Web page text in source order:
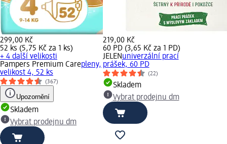
299,00 Kč
52 ks (5,75 Kč za 1 ks)
+ 4 další velikosti
Pampers Premium Carepleny,
velikost 4, 52 ks
(367)
Upozornění
Skladem
Vybrat prodejnu dm
219,00 Kč
60 PD (3,65 Kč za 1 PD)
JELENuniverzální prací
prášek, 60 PD
(22)
Skladem
Vybrat prodejnu dm